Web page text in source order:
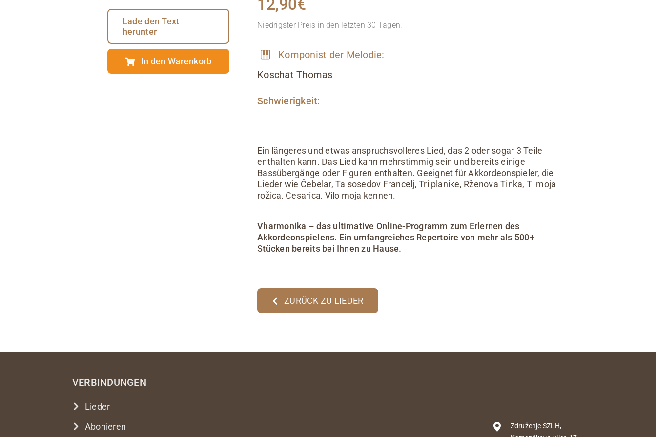
Lade den Text
herunter
In den Warenkorb
12,90€
Niedrigster Preis in den letzten 30 Tagen:
Komponist der Melodie:
Koschat Thomas
Schwierigkeit:
Ein längeres und etwas anspruchsvolleres Lied, das 2 oder sogar 3 Teile
enthalten kann. Das Lied kann mehrstimmig sein und bereits einige
Bassübergänge oder Figuren enthalten. Geeignet für Akkordeonspieler, die
Lieder wie Čebelar, Ta sosedov Francelj, Tri planike, Rženova Tinka, Ti moja
rožica, Cesarica, Vilo moja kennen.
Vharmonika – das ultimative Online-Programm zum Erlernen des
Akkordeonspielens. Ein umfangreiches Repertoire von mehr als 500+
Stücken bereits bei Ihnen zu Hause.
ZURÜCK ZU LIEDER
VERBINDUNGEN
Lieder
Abonieren
Združenje SZLH,